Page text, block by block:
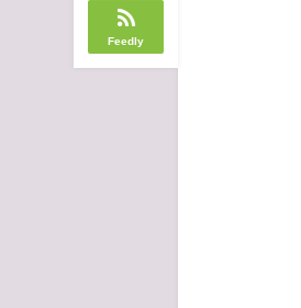
Feedly